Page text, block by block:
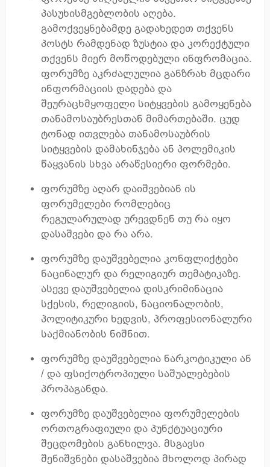
პასუხისმგებლობის აღება.
გამოქვეყნებამდე გადახედეთ თქვენს
პოსტს რამდენად ზუსტია და კორექტული
თქვენს მიერ მოწოდებული ინფრომაცია.
ფორუმზე აკრძალულია განზრახ მცდარი
ინფორმაციის დადება და
შეურაცხმყოფელი სიტყვების გამოყენება
თანამოსაუბრესთან მიმართებაში. ცუდ
ტონად ითვლება თანამოსაუბრის
სიტყვების დამახინჯება ან პოლემიკის
წაყვანის სხვა არაწესიერი ფორმები.
ფორუმზე აღარ დაიშვებიან ის
ფორუმელები რომლებიც
რეგულარულად ურევდნენ თუ რა იყო
დასაშვები და რა არა.
ფორუმზე დაუშვებელია კონფლიქტები
ნაცინალურ და რელიგიურ თემატიკაზე.
ასევე დაუშვებელია დისკრიმინაცია
სქესის, რელიგიის, ნაციონალობის,
პოლიტიკური ხედვის, პროფესიონალური
საქმიანობის ნიშნით.
ფორუმზე დაუშვებელია ნარკოტიკული ან
/ და ფსიქოტროპიული საშუალებების
პროპაგანდა.
ფორუმზე დაუშვებელია ფორუმელების
ორთოგრაფიული და პუნქტუაციური
შეცდომების განხილვა. მსგავსი
შენიშვნები დასაშვებია მხოლოდ პირად